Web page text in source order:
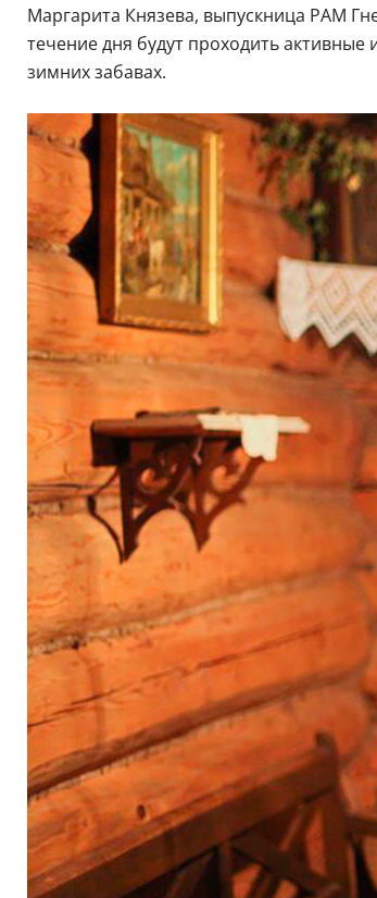
Маргарита Князева, выпускница РАМ
течение дня будут проходить
зимних забавах.